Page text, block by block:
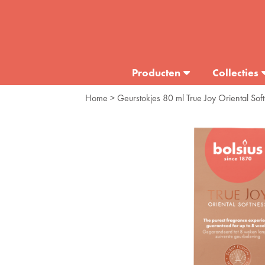
Producten Collecties
Home > Geurstokjes 80 ml True Joy Oriental